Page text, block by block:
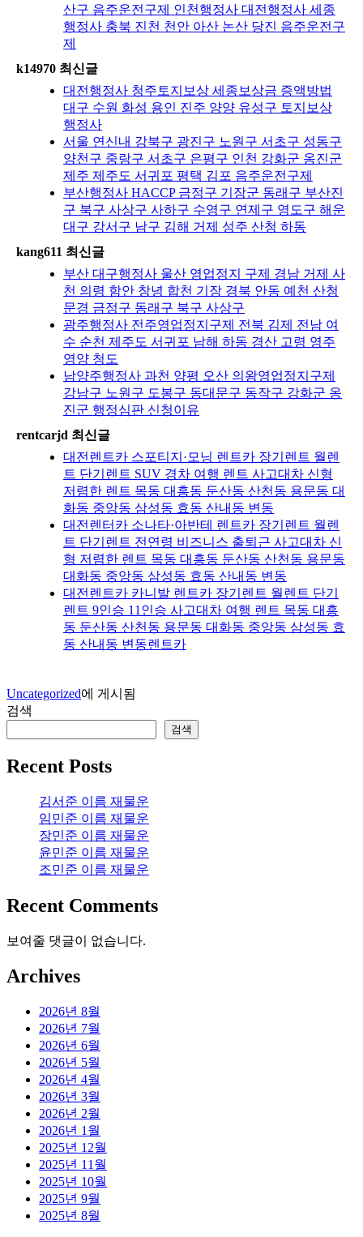
산구 음주운전구제 인천행정사 대전행정사 세종
행정사 충북 진천 천안 아산 논산 당진 음주운전구
제
k14970 최신글
대전행정사 청주토지보상 세종보상금 증액방법
대구 수원 화성 용인 진주 양양 유성구 토지보상
행정사
서울 연신내 강북구 광진구 노원구 서초구 성동구
양천구 중랑구 서초구 은평구 인천 강화군 옹진군
제주 제주도 서귀포 평택 김포 음주운전구제
부산행정사 HACCP 금정구 기장군 동래구 부산진
구 북구 사상구 사하구 수영구 연제구 영도구 해운
대구 강서구 남구 김해 거제 성주 산청 하동
kang611 최신글
부산 대구행정사 울산 영업정지 구제 경남 거제 사
천 의령 함안 창녕 합천 기장 경북 안동 예천 산청
문경 금정구 동래구 북구 사상구
광주행정사 전주영업정지구제 전북 김제 전남 여
수 순천 제주도 서귀포 남해 하동 경산 고령 영주
영양 청도
남양주행정사 과천 양평 오산 의왕영업정지구제
강남구 노원구 도봉구 동대문구 동작구 강화군 옹
진군 행정심판 신청이유
rentcarjd 최신글
대전렌트카 스포티지·모닝 렌트카 장기렌트 월렌
트 단기렌트 SUV 경차 여행 렌트 사고대차 신형
저렴한 렌트 목동 대흥동 둔산동 산천동 용문동 대
화동 중앙동 삼성동 효동 산내동 변동
대전렌터카 소나타·아반테 렌트카 장기렌트 월렌
트 단기렌트 전연령 비즈니스 출퇴근 사고대차 신
형 저렴한 렌트 목동 대흥동 둔산동 산천동 용문동
대화동 중앙동 삼성동 효동 산내동 변동
대전렌트카 카니발 렌트카 장기렌트 월렌트 단기
렌트 9인승 11인승 사고대차 여행 렌트 목동 대흥
동 둔산동 산천동 용문동 대화동 중앙동 삼성동 효
동 산내동 변동렌트카
Uncategorized에 게시됨
검색
검색
Recent Posts
김서준 이름 재물운
임민준 이름 재물운
장민준 이름 재물운
윤민준 이름 재물운
조민준 이름 재물운
Recent Comments
보여줄 댓글이 없습니다.
Archives
2026년 8월
2026년 7월
2026년 6월
2026년 5월
2026년 4월
2026년 3월
2026년 2월
2026년 1월
2025년 12월
2025년 11월
2025년 10월
2025년 9월
2025년 8월